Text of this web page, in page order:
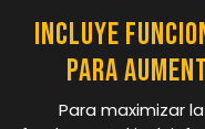
Incluye
para
Para maximizar